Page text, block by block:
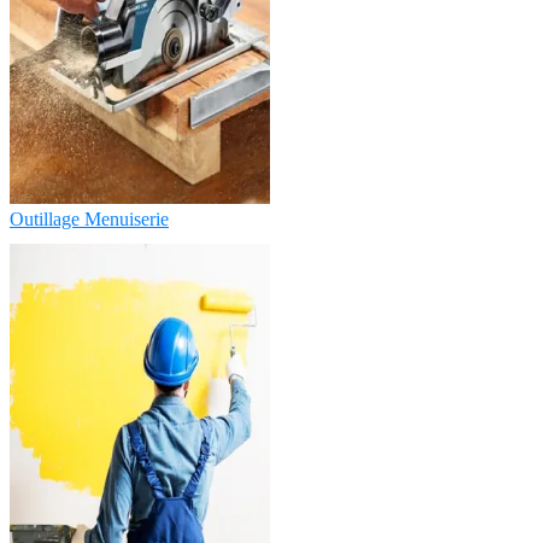
Outillage Menuiserie